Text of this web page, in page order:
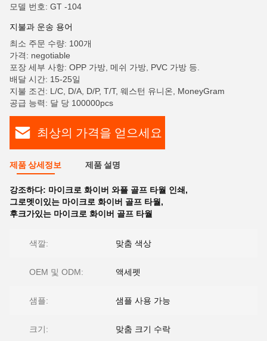
모델 번호: GT -104
지불과 운송 용어
최소 주문 수량: 100개
가격: negotiable
포장 세부 사항: OPP 가방, 메쉬 가방, PVC 가방 등.
배달 시간: 15-25일
지불 조건: L/C, D/A, D/P, T/T, 웨스턴 유니온, MoneyGram
공급 능력: 달 당 100000pcs
최상의 가격을 얻으세요
제품 상세정보 제품 설명
강조하다: 마이크로 화이버 와플 골프 타월 인쇄 ,
그로멧이있는 마이크로 화이버 골프 타월 ,
후크가있는 마이크로 화이버 골프 타월
색깔: 맞춤 색상
OEM 및 ODM: 액세펫
샘플: 샘플 사용 가능
크기: 맞춤 크기 수락